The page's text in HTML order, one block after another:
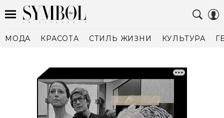
МОДА КРАСОТА СТИЛЬ ЖИЗНИ КУЛЬТУРА